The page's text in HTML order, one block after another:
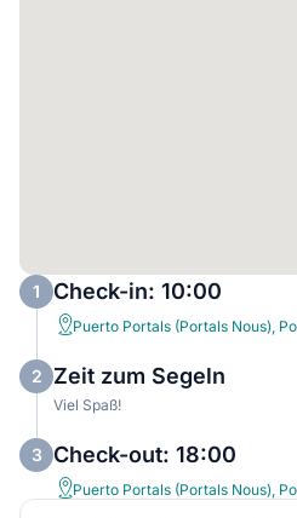
1 Check-in: 10:00
Puerto Portals (Portals Nous),
2 Zeit zum Segeln
Viel Spaß!
3 Check-out: 18:00
Puerto Portals (Portals Nous),